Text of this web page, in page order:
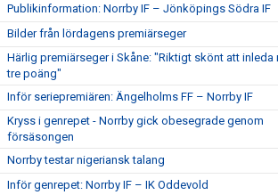
Publikinformation: Norrby IF – Jönköpings Södra IF
Bilder från lördagens premiärseger
Härlig premiärseger i Skåne: "Riktigt skönt att inleda
tre poäng"
Inför seriepremiären: Ängelholms FF – Norrby IF
Kryss i genrepet - Norrby gick obesegrade genom
försäsongen
Norrby testar nigeriansk talang
Inför genrepet: Norrby IF – IK Oddevold